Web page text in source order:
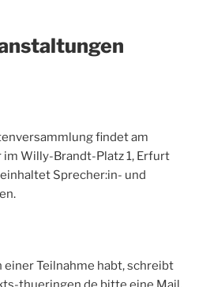
findet am
im Willy-Brandt-Platz 1, Erfurt
Sprecher:in- und
einer Teilnahme habt, schreibt